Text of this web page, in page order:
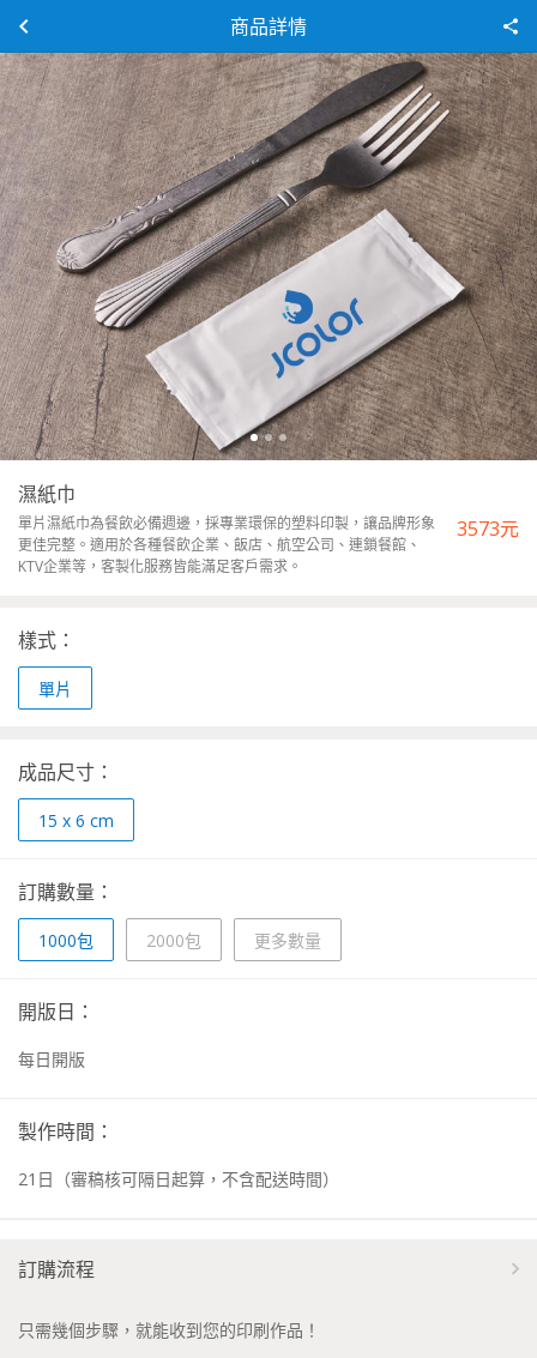
商品詳情
濕紙巾
單片濕紙巾為餐飲必備週邊，採專業環保的塑料印製，讓品牌形象
更佳完整。適用於各種餐飲企業、飯店、航空公司、連鎖餐館、
KTV企業等，客製化服務皆能滿足客戶需求。
3573元
樣式：
單片
成品尺寸：
15 x 6 cm
訂購數量：
1000包 2000包 更多數量
開版日：
每日開版
製作時間：
21 日 （審稿核可隔日起算，不含配送時間）
訂購流程
只需幾個步驟，就能收到您的印刷作品！